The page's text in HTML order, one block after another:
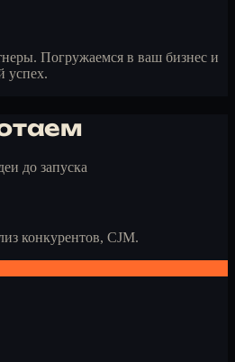
Погружаемся в ваш бизнес и
успех.
до запуска
конкурентов, CJM.